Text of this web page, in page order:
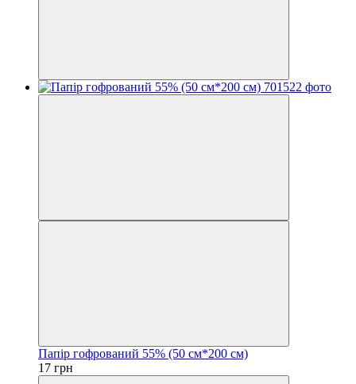
Папір гофрований 55% (50 см*200 см)
17 грн